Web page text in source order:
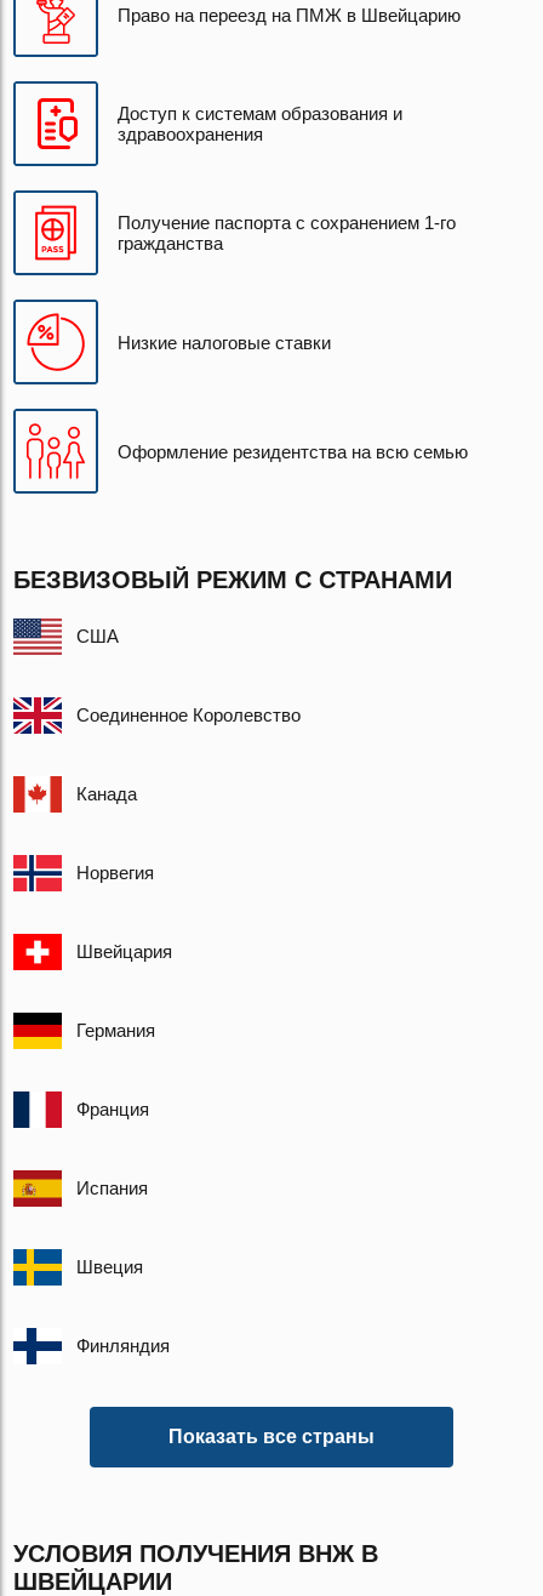
Право на переезд на ПМЖ в Швейцарию
Доступ к системам образования и
здравоохранения
Получение паспорта с сохранением 1-го
гражданства
Низкие налоговые ставки
Оформление резидентства на всю семью
БЕЗВИЗОВЫЙ РЕЖИМ С СТРАНАМИ
США
Соединенное Королевство
Канада
Норвегия
Швейцария
Германия
Франция
Испания
Швеция
Финляндия
Показать все страны
УСЛОВИЯ ПОЛУЧЕНИЯ ВНЖ В
ШВЕЙЦАРИИ